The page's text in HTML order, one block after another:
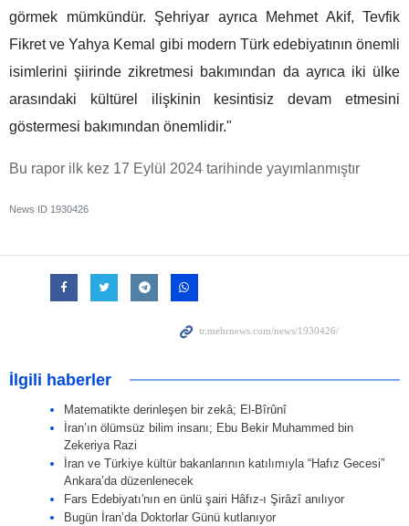
görmek mümkündür. Şehriyar ayrıca Mehmet Akif, Tevfik
Fikret ve Yahya Kemal gibi modern Türk edebiyatının önemli
isimlerini şiirinde zikretmesi bakımından da ayrıca iki ülke
arasındaki kültürel ilişkinin kesintisiz devam etmesini
göstermesi bakımından önemlidir."
Bu rapor ilk kez 17 Eylül 2024 tarihinde yayımlanmıştır
News ID 1930426
İlgili haberler
Matematikte derinleşen bir zekâ; El-Bîrûnî
İran’ın ölümsüz bilim insanı; Ebu Bekir Muhammed bin
Zekeriya Razi
İran ve Türkiye kültür bakanlarının katılımıyla “Hafız Gecesi”
Ankara’da düzenlenecek
Fars Edebiyatı'nın en ünlü şairi Hâfız-ı Şirâzî anılıyor
Bugün İran’da Doktorlar Günü kutlanıyor